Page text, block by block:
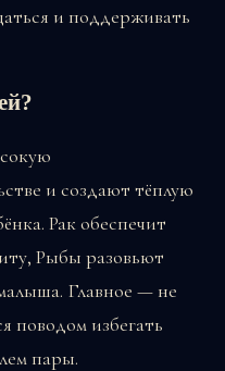
и поддерживать
и создают тёплую
Рак обеспечит
Рыбы разовьют
Главное — не
поводом избегать
пары.